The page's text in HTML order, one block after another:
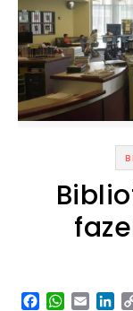
FacebookEmail